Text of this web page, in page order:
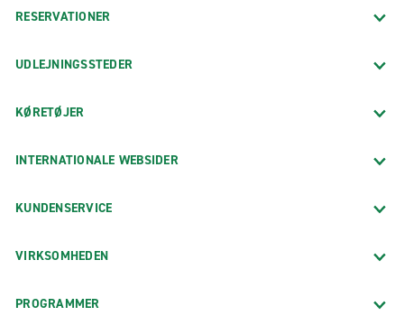
RESERVATIONER
UDLEJNINGSSTEDER
KØRETØJER
INTERNATIONALE WEBSIDER
KUNDENSERVICE
VIRKSOMHEDEN
PROGRAMMER